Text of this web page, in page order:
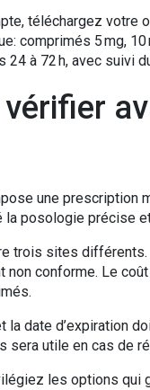
téléchargez votre
comprimés 5 mg,
à 72 h, avec suivi
une prescription
posologie précise
trois sites
conforme. Le
la date d’expiration
sera utile en cas de
les options qui